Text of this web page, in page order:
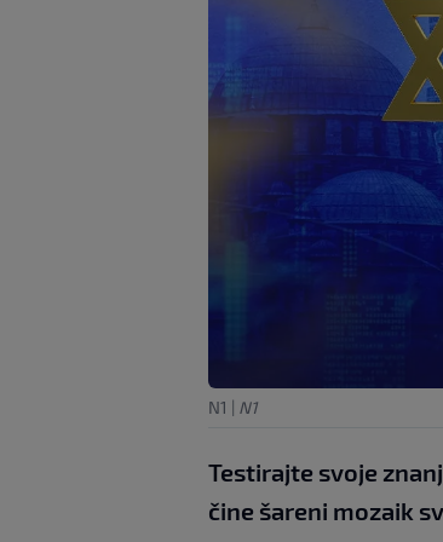
N1 | N1
Testirajte svoje
čine šareni mozaik